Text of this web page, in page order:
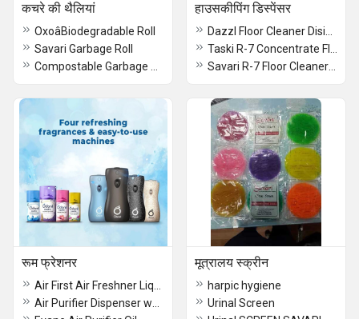
कचरे की थैलियां
OxoâBiodegradable Roll
Savari Garbage Roll
हाउसकीपिंग डिस्पेंसर
रूम फ्रेशनर मूत्रालय स्क्रीन
harpic hygiene
Urinal Screen